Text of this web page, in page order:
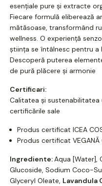
esențiale pure și extracte
Fiecare formulă eliberează
mătăsoase, transformând
wellness. O experiență
știința se întâlnesc pentru a
Descoperă puterea
de pură plăcere și armonie
Certificari:
Calitatea și sustenabilitatea
certificările sale
Produs certificat ICEA
Produs certificat
Ingrediente:Aqua [Water],
Glucoside, Sodium Coco-
Glyceryl Oleate, Lavandula